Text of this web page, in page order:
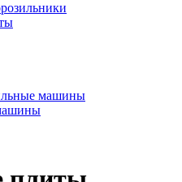
машины